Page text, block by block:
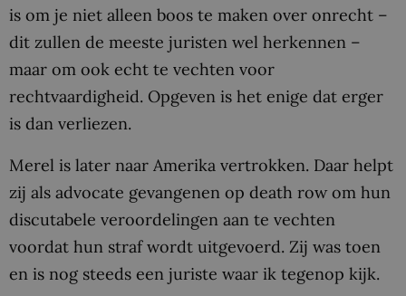
is om je niet alleen boos te maken over onrecht –
dit zullen de meeste juristen wel herkennen –
maar om ook echt te vechten voor
rechtvaardigheid. Opgeven is het enige dat erger
is dan verliezen.
Merel is later naar Amerika vertrokken. Daar helpt
zij als advocate gevangenen op death row om hun
discutabele veroordelingen aan te vechten
voordat hun straf wordt uitgevoerd. Zij was toen
en is nog steeds een juriste waar ik tegenop kijk.